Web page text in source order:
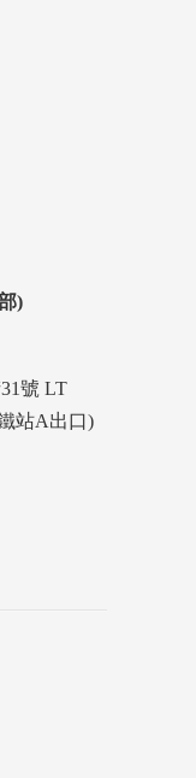
)
號 LT
站A出口)